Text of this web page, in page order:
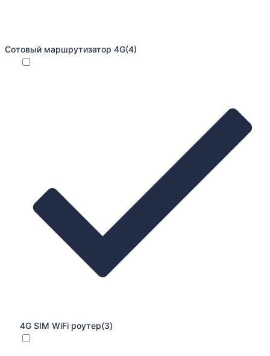
Сотовый маршрутизатор 4G(4)
4G SIM WiFi роутер(3)